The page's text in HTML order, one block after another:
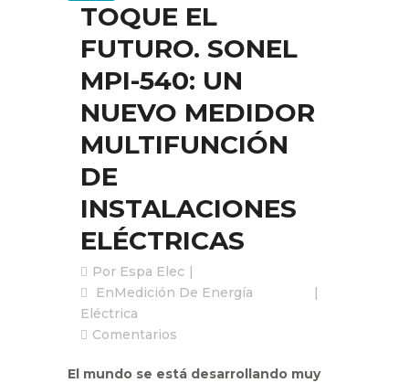
TOQUE EL
FUTURO. SONEL
MPI-540: UN
NUEVO MEDIDOR
MULTIFUNCIÓN
DE
INSTALACIONES
ELÉCTRICAS
Por Espa Elec
EnMedición De Energía
Eléctrica
Comentarios
El mundo se está desarrollando muy